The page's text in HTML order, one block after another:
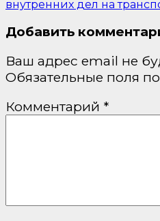
внутренних дел на
Добавить
Ваш адрес email не
Обязательные поля
Комментарий *